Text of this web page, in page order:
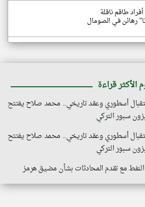
طاقم ناقلة
رهائن في الصومال
الأكثر قراءة
أسطوري وعقد تاريخي.. محمد صلاح يفتتح
سبور التركي
أسطوري وعقد تاريخي.. محمد صلاح يفتتح
سبور التركي
النفط مع تقدم المحادثات بشأن مضيق هرمز